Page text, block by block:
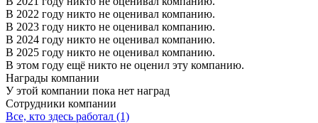
В 2022 году никто не оценивал компанию.
В 2023 году никто не оценивал компанию.
В 2024 году никто не оценивал компанию.
В 2025 году никто не оценивал компанию.
В этом году ещё никто не оценил эту компанию.
Награды компании
У этой компании пока нет наград
Сотрудники компании
Все, кто здесь работал (1)